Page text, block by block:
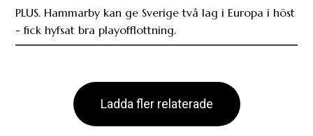
PLUS. Hammarby kan ge Sverige två lag i Europa i höst
- fick hyfsat bra playofflottning.
Ladda fler relaterade